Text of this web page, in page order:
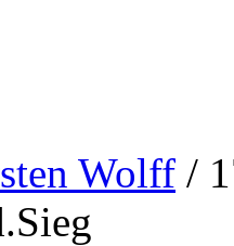
Wolff /